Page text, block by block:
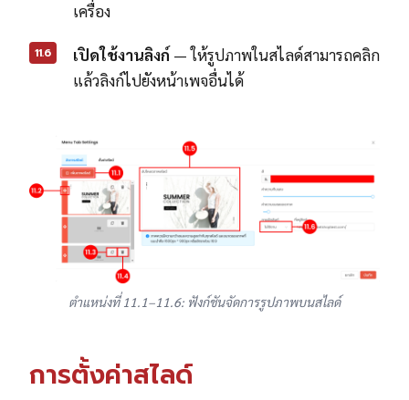
เครื่อง
11.6 เปิดใช้งานลิงก์ — ให้รูปภาพในสไลด์สามารถคลิก
แล้วลิงก์ไปยังหน้าเพจอื่นได้
ตำแหน่งที่ 11.1–11.6: ฟังก์ชันจัดการรูปภาพบนสไลด์
การตั้งค่าสไลด์